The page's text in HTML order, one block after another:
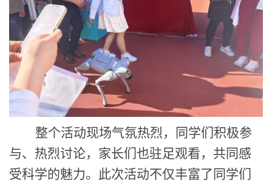
整个活动现场气氛热烈，同学们积极参
与、热烈讨论，家长们也驻足观看，共同感
受科学的魅力。此次活动不仅丰富了同学们